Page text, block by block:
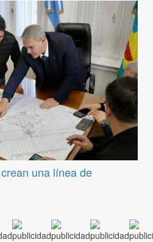
una línea de